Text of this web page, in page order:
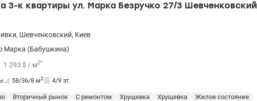
3-к квартиры ул. Марка Безручко 27/3 Шевченковский
, Шевченковский, Киев
Марка (Бабушкина)
1 293 $ / м2*
58/36/8 м2 4/9 эт.
Вторичный рынок С ремонтом Хрущевка Хрущевка
Жилое состояние